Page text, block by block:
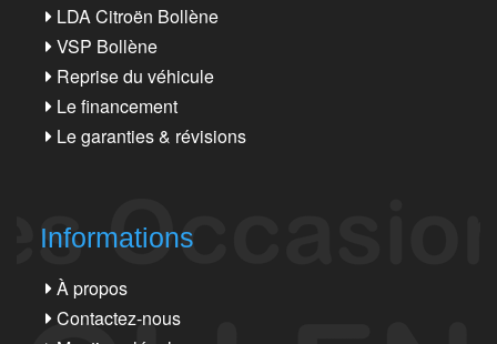
LDA Citroën Bollène
VSP Bollène
Reprise du véhicule
Le financement
Le garanties & révisions
Informations
À propos
Contactez-nous